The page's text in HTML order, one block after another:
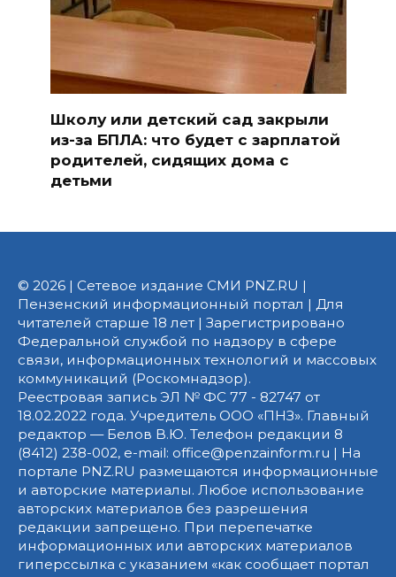
Школу или детский сад закрыли
из-за БПЛА: что будет с зарплатой
родителей, сидящих дома с
детьми
© 2026 | Сетевое издание СМИ PNZ.RU |
Пензенский информационный портал | Для
читателей старше 18 лет | Зарегистрировано
Федеральной службой по надзору в сфере
связи, информационных технологий и массовых
коммуникаций (Роскомнадзор).
Реестровая запись ЭЛ № ФС 77 - 82747 от
18.02.2022 года. Учредитель ООО «ПНЗ». Главный
редактор — Белов В.Ю. Телефон редакции 8
(8412) 238-002, e-mail: office@penzainform.ru | На
портале PNZ.RU размещаются информационные
и авторские материалы. Любое использование
авторских материалов без разрешения
редакции запрещено. При перепечатке
информационных или авторских материалов
гиперссылка с указанием «как сообщает портал